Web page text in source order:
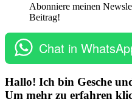
Abonniere meinen
Beitrag!
Chat in
Hallo! Ich bin Gesche
Um mehr zu erfahren